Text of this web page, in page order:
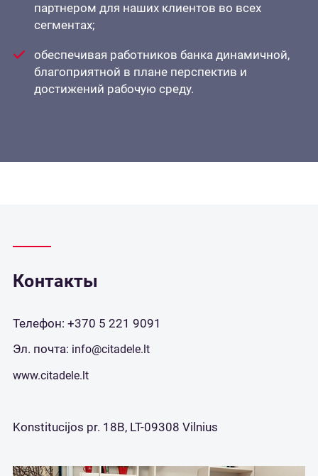
партнером для наших клиентов во всех
сегментах;
обеспечивая работников банка динамичной,
благоприятной в плане перспектив и
достижений рабочую среду.
Контакты
Телефон: +370 5 221 9091
Эл. почта: info@citadele.lt
www.citadele.lt
Konstitucijos pr. 18B, LT-09308 Vilnius